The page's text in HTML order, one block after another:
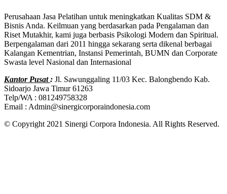
Perusahaan Jasa Pelatihan untuk meningkatkan Kualitas SDM &
Bisnis Anda. Keilmuan yang berdasarkan pada Pengalaman dan
Riset Mutakhir, kami juga berbasis Psikologi Modern dan Spiritual.
Berpengalaman dari 2011 hingga sekarang serta dikenal berbagai
Kalangan Kementrian, Instansi Pemerintah, BUMN dan Corporate
Swasta level Nasional dan Internasional
Kantor Pusat: Jl. Sawunggaling 11/03 Kec. Balongbendo Kab.
Sidoarjo Jawa Timur 61263
Telp/WA : 081249758328
Email : Admin@sinergicorporaindonesia.com
© Copyright 2021 Sinergi Corpora Indonesia. All Rights Reserved.